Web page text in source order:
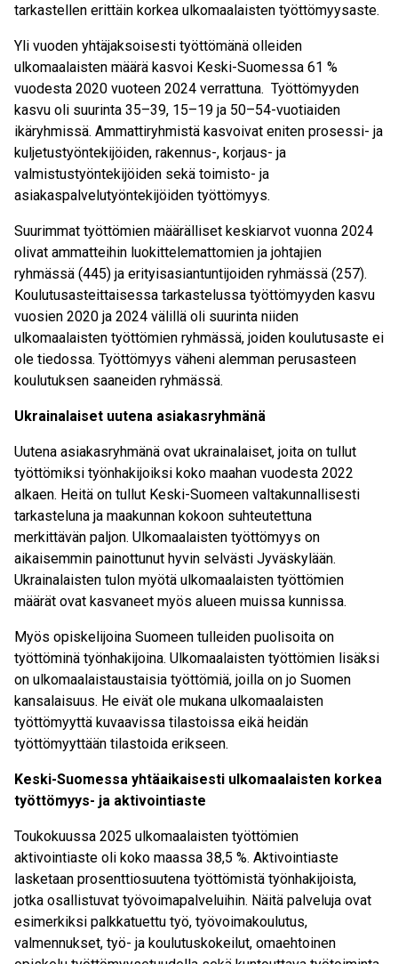
tarkastellen erittäin korkea ulkomaalaisten työttömyysaste.
Yli vuoden yhtäjaksoisesti työttömänä olleiden
ulkomaalaisten määrä kasvoi Keski-Suomessa 61 %
vuodesta 2020 vuoteen 2024 verrattuna. Työttömyyden
kasvu oli suurinta 35–39, 15–19 ja 50–54-vuotiaiden
ikäryhmissä. Ammattiryhmistä kasvoivat eniten prosessi- ja
kuljetustyöntekijöiden, rakennus-, korjaus- ja
valmistustyöntekijöiden sekä toimisto- ja
asiakaspalvelutyöntekijöiden työttömyys.
Suurimmat työttömien määrälliset keskiarvot vuonna 2024
olivat ammatteihin luokittelemattomien ja johtajien
ryhmässä (445) ja erityisasiantuntijoiden ryhmässä (257).
Koulutusasteittaisessa tarkastelussa työttömyyden kasvu
vuosien 2020 ja 2024 välillä oli suurinta niiden
ulkomaalaisten työttömien ryhmässä, joiden koulutusaste ei
ole tiedossa. Työttömyys väheni alemman perusasteen
koulutuksen saaneiden ryhmässä.
Ukrainalaiset uutena asiakasryhmänä
Uutena asiakasryhmänä ovat ukrainalaiset, joita on tullut
työttömiksi työnhakijoiksi koko maahan vuodesta 2022
alkaen. Heitä on tullut Keski-Suomeen valtakunnallisesti
tarkasteluna ja maakunnan kokoon suhteutettuna
merkittävän paljon. Ulkomaalaisten työttömyys on
aikaisemmin painottunut hyvin selvästi Jyväskylään.
Ukrainalaisten tulon myötä ulkomaalaisten työttömien
määrät ovat kasvaneet myös alueen muissa kunnissa.
Myös opiskelijoina Suomeen tulleiden puolisoita on
työttöminä työnhakijoina. Ulkomaalaisten työttömien lisäksi
on ulkomaalaistaustaisia työttömiä, joilla on jo Suomen
kansalaisuus. He eivät ole mukana ulkomaalaisten
työttömyyttä kuvaavissa tilastoissa eikä heidän
työttömyyttään tilastoida erikseen.
Keski-Suomessa yhtäaikaisesti ulkomaalaisten korkea
työttömyys- ja aktivointiaste
Toukokuussa 2025 ulkomaalaisten työttömien
aktivointiaste oli koko maassa 38,5 %. Aktivointiaste
lasketaan prosenttiosuutena työttömistä työnhakijoista,
jotka osallistuvat työvoimapalveluihin. Näitä palveluja ovat
esimerkiksi palkkatuettu työ, työvoimakoulutus,
valmennukset, työ- ja koulutuskokeilut, omaehtoinen